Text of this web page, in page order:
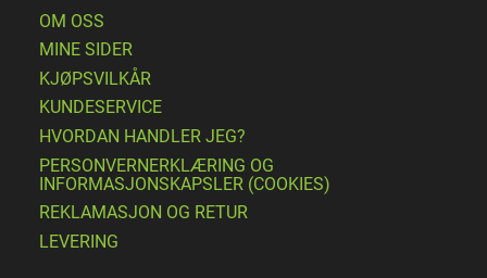
OM OSS
MINE SIDER
​KJØPSVILKÅR
KUNDESERVICE
HVORDAN HANDLER JEG?
PERSONVERNERKLÆRING OG
INFORMASJONSKAPSLER (COOKIES)
REKLAMASJON OG RETUR
LEVERING